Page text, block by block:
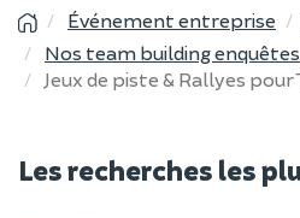
Événement entreprise
Nos team building enquêtes
Jeux de piste & Rallyes pour
Les recherches les